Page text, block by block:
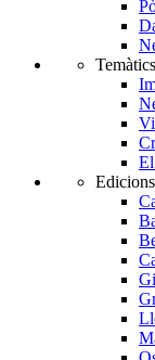
Temàtics
Edicions